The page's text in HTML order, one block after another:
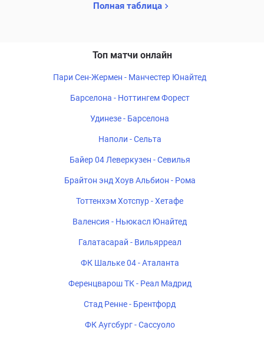
Полная таблица
Топ матчи онлайн
Пари Сен-Жермен - Манчестер Юнайтед
Барселона - Ноттингем Форест
Удинезе - Барселона
Наполи - Сельта
Байер 04 Леверкузен - Севилья
Брайтон энд Хоув Альбион - Рома
Тоттенхэм Хотспур - Хетафе
Валенсия - Ньюкасл Юнайтед
Галатасарай - Вильярреал
ФК Шальке 04 - Аталанта
Ференцварош ТК - Реал Мадрид
Стад Ренне - Брентфорд
ФК Аугсбург - Сассуоло